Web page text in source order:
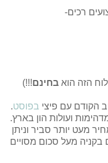
רכים-
הזה הוא בחינם!!!)
הקודם עם פיצי בפוסט.
ועולות הון בארץ.
מעט יותר סביר וניתן
בקניה מעל סכום מסויים